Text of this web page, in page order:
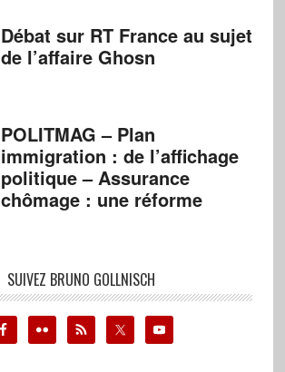
Débat sur RT France au sujet
de l’affaire Ghosn
POLITMAG – Plan
immigration : de l’affichage
politique – Assurance
chômage : une réforme
SUIVEZ BRUNO GOLLNISCH